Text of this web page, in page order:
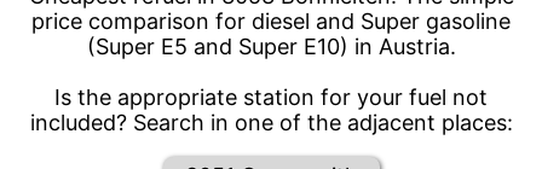
price comparison for diesel and Super gasoline
(Super E5 and Super E10) in Austria.
Is the appropriate station for your fuel not
included? Search in one of the adjacent places: